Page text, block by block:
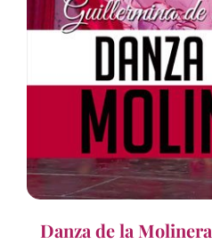
Danza de la Molinera